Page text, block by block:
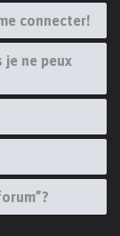
connecter!
je ne peux